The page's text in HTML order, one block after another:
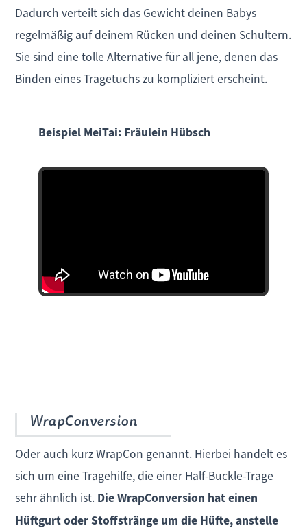
Dadurch verteilt sich das Gewicht deinen Babys
regelmäßig auf deinem Rücken und deinen Schultern.
Sie sind eine tolle Alternative für all jene, denen das
Binden eines Tragetuchs zu kompliziert erscheint.
Beispiel MeiTai: Fräulein Hübsch
WrapConversion
Oder auch kurz WrapCon genannt. Hierbei handelt es
sich um eine Tragehilfe, die einer Half-Buckle-Trage
sehr ähnlich ist. Die WrapConversion hat einen
Hüftgurt oder Stoffstränge um die Hüfte, anstelle